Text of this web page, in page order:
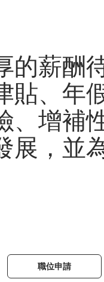
的薪酬
貼、年
、增補
展，並
職位申請